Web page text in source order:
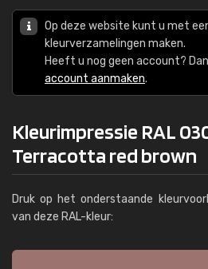
Op deze website kunt u met
kleurverzamelingen maken.
Heeft u nog geen account?
account aanmaken.
Kleurimpressie RAL
Terracotta red brown
Druk op het onderstaande
van deze RAL-kleur: